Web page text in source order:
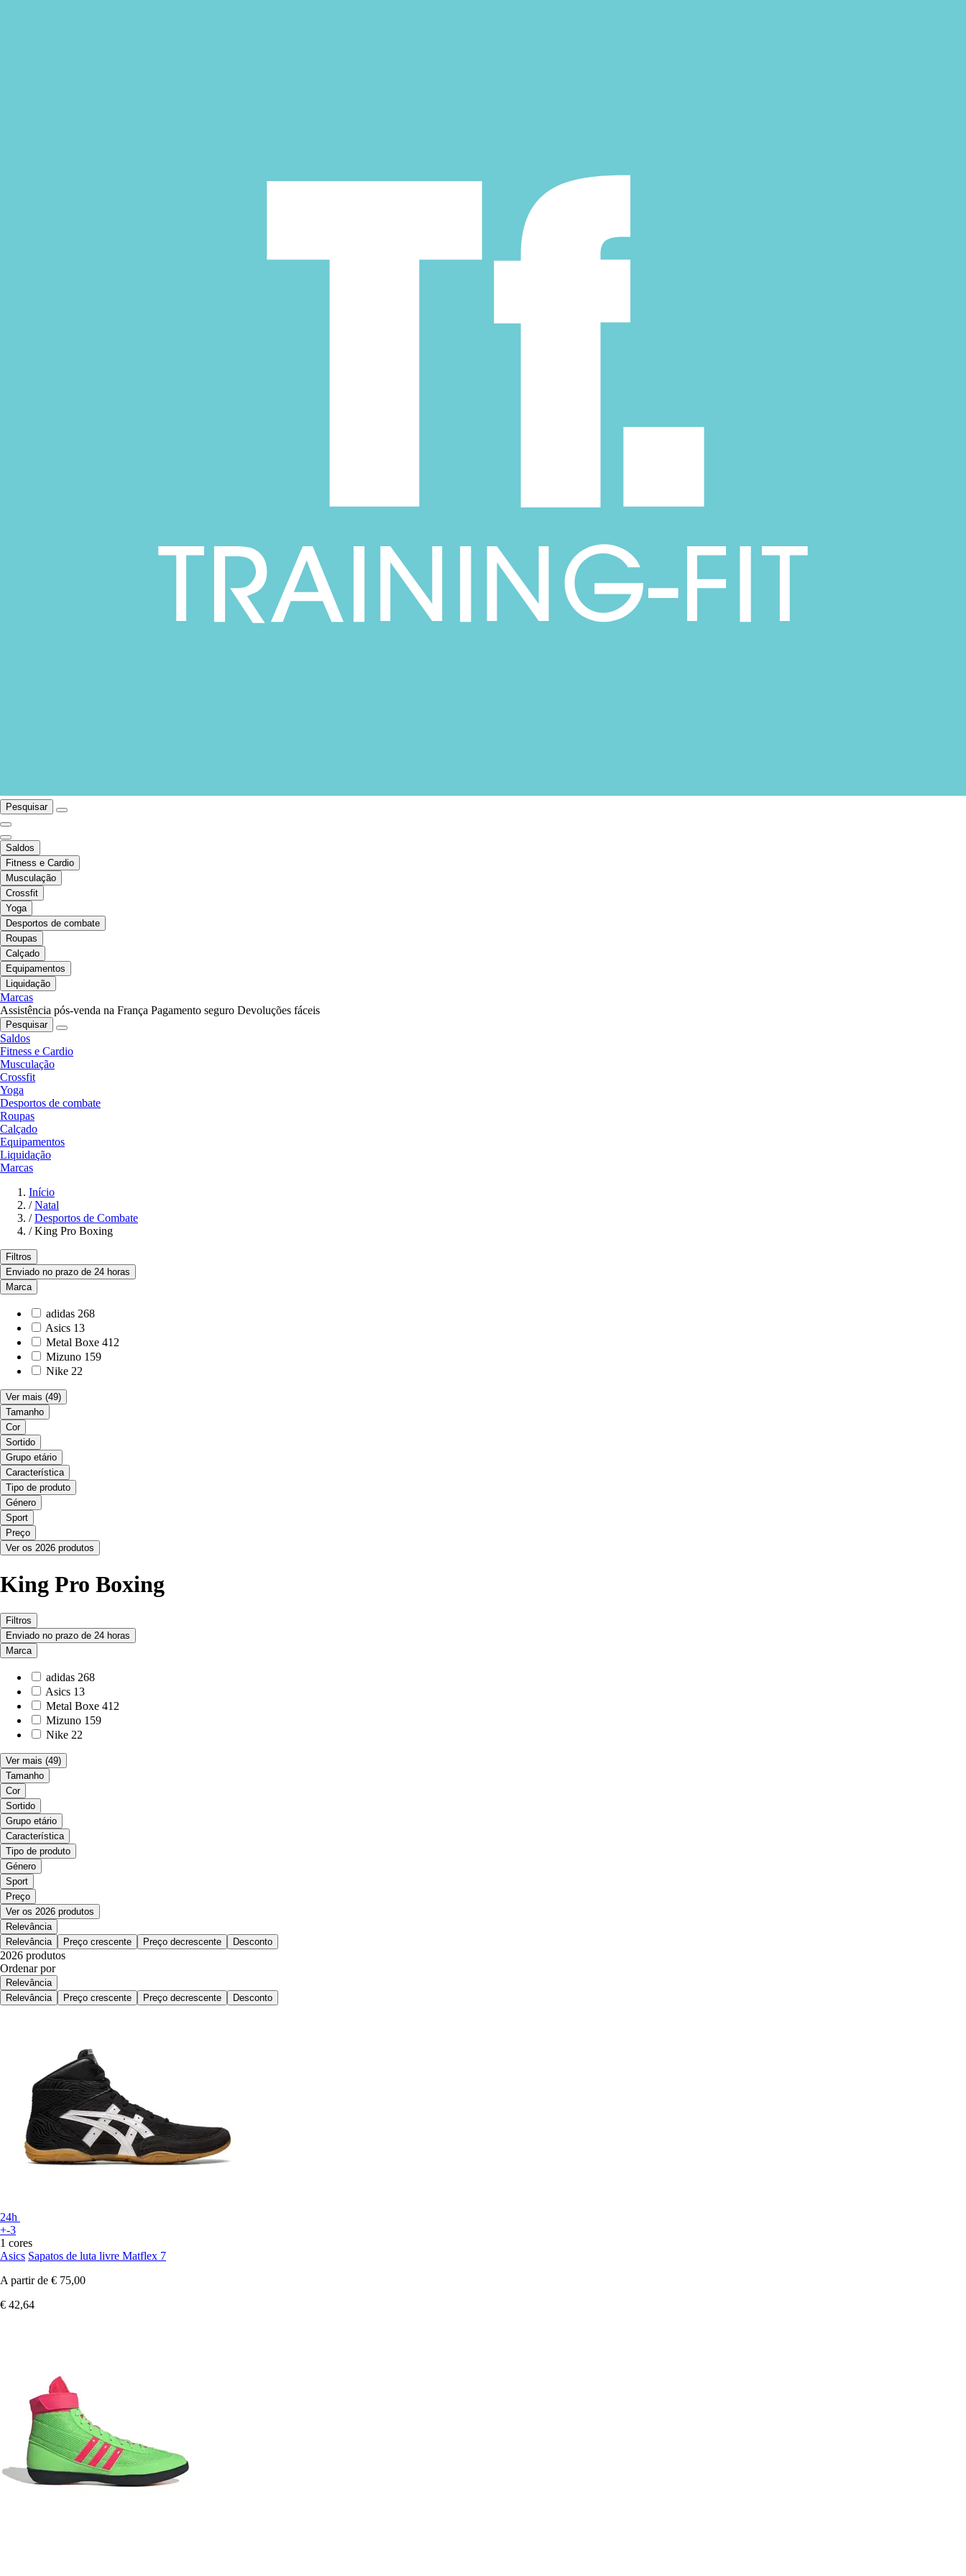
Pesquisar
Saldos
Fitness e Cardio
Musculação
Crossfit
Yoga
Desportos de combate
Roupas
Calçado
Equipamentos
Liquidação
Marcas
Assistência pós-venda na França Pagamento seguro Devoluções fáceis
Pesquisar
Saldos
Fitness e Cardio
Musculação
Crossfit
Yoga
Desportos de combate
Roupas
Calçado
Equipamentos
Liquidação
Marcas
Início
/ Natal
/ Desportos de Combate
/ King Pro Boxing
Filtros
Enviado no prazo de 24 horas
Marca
adidas 268
Asics 13
Metal Boxe 412
Mizuno 159
Nike 22
Ver mais (49)
Tamanho
Cor
Sortido
Grupo etário
Característica
Tipo de produto
Género
Sport
Preço
Ver os 2026 produtos
King Pro Boxing
Filtros
Enviado no prazo de 24 horas
Marca
adidas 268
Asics 13
Metal Boxe 412
Mizuno 159
Nike 22
Ver mais (49)
Tamanho
Cor
Sortido
Grupo etário
Característica
Tipo de produto
Género
Sport
Preço
Ver os 2026 produtos
Relevância
Relevância
Preço crescente Preço decrescente Desconto
2026 produtos
Ordenar por
Relevância
Relevância
Preço crescente Preço decrescente Desconto
24h
+-3
1 cores
Asics Sapatos de luta livre Matflex 7
A partir de € 75,00
€ 42,64